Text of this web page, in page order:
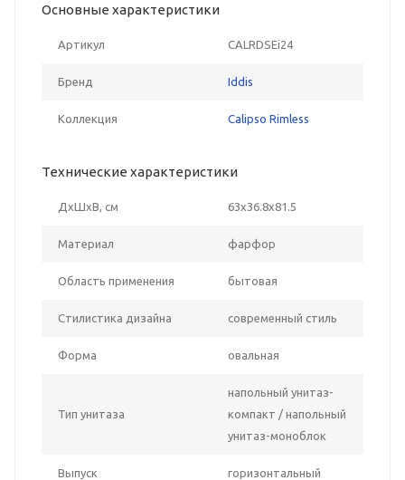
Основные характеристики
Артикул CALRDSEi24
Бренд Iddis
Коллекция Calipso Rimless
Технические характеристики
ДxШxВ, см 63x36.8x81.5
Материал фарфор
Область применения бытовая
Стилистика дизайна современный стиль
Форма овальная
Тип унитаза
напольный унитаз-
компакт / напольный
унитаз-моноблок
Выпуск горизонтальный